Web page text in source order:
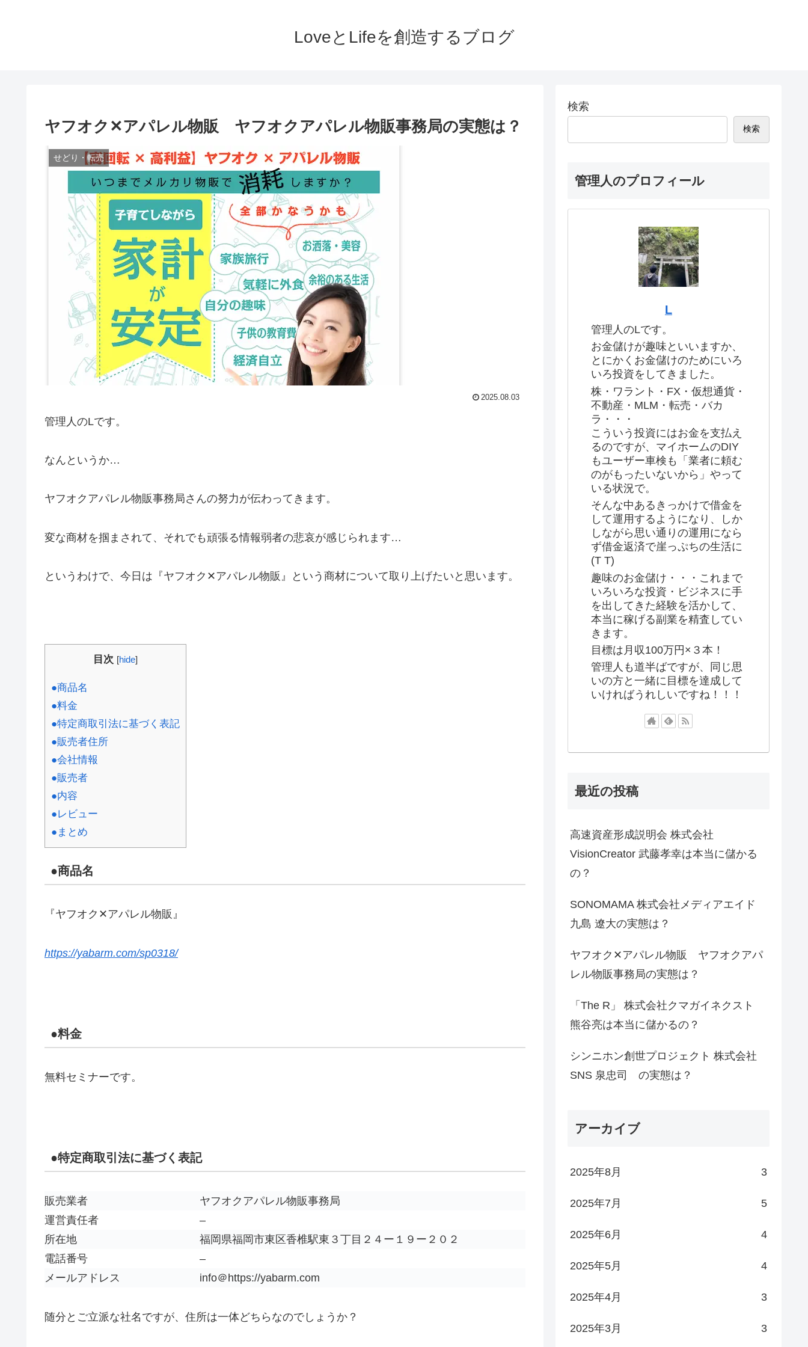
LoveとLifeを創造するブログ
ヤフオク✕アパレル物販 ヤフオクアパレル物販事務局の実態は？
せどり・転売
2025.08.03
管理人のLです。
なんというか…
ヤフオクアパレル物販事務局さんの努力が伝わってきます。
変な商材を掴まされて、それでも頑張る情報弱者の悲哀が感じられます…
というわけで、今日は『ヤフオク✕アパレル物販』という商材について取り上げたいと思います。
目次 [hide]
●商品名
●料金
●特定商取引法に基づく表記
●販売者住所
●会社情報
●販売者
●内容
●レビュー
●まとめ
●商品名
『ヤフオク✕アパレル物販』
https://yabarm.com/sp0318/
●料金
無料セミナーです。
●特定商取引法に基づく表記
販売業者
ヤフオクアパレル物販事務局
運営責任者
–
所在地
福岡県福岡市東区香椎駅東３丁目２４ー１９ー２０２
電話番号
–
メールアドレス
info＠https://yabarm.com
随分とご立派な社名ですが、住所は一体どちらなのでしょうか？
検索
検索
管理人のプロフィール
L
管理人のLです。
お金儲けが趣味といいますか、
とにかくお金儲けのためにいろ
いろ投資をしてきました。
株・ワラント・FX・仮想通貨・
不動産・MLM・転売・バカ
ラ・・・
こういう投資にはお金を支払え
るのですが、マイホームのDIY
もユーザー車検も「業者に頼む
のがもったいないから」やって
いる状況で。
そんな中あるきっかけで借金を
して運用するようになり、しか
しながら思い通りの運用になら
ず借金返済で崖っぷちの生活に
(T T)
趣味のお金儲け・・・これまで
いろいろな投資・ビジネスに手
を出してきた経験を活かして、
本当に稼げる副業を精査してい
きます。
目標は月収100万円×３本！
管理人も道半ばですが、同じ思
いの方と一緒に目標を達成して
いければうれしいですね！！！
最近の投稿
高速資産形成説明会 株式会社
VisionCreator 武藤孝幸は本当に儲かる
の？
SONOMAMA 株式会社メディアエイド
九島 遼大の実態は？
ヤフオク✕アパレル物販 ヤフオクアパ
レル物販事務局の実態は？
「The R」 株式会社クマガイネクスト
熊谷亮は本当に儲かるの？
シンニホン創世プロジェクト 株式会社
SNS 泉忠司 の実態は？
アーカイブ
2025年8月 3
2025年7月 5
2025年6月 4
2025年5月 4
2025年4月 3
2025年3月 3